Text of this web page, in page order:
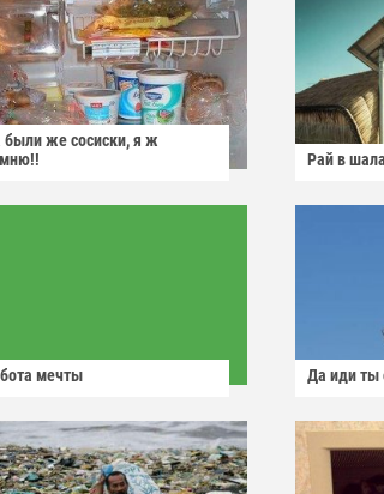
были же сосиски, я ж
Рай в
мечты Да иди ты